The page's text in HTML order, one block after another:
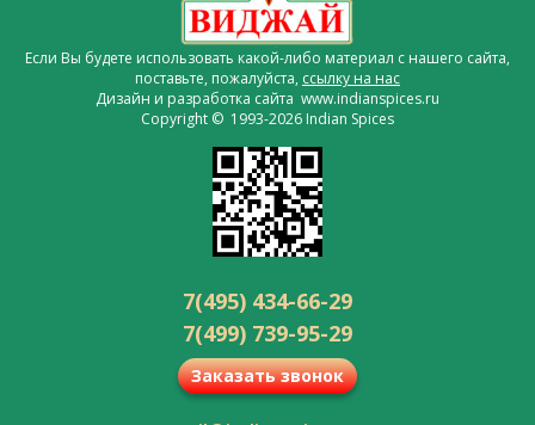
Если Вы будете использовать какой-либо материал с нашего сайта,
поставьте, пожалуйста, ссылку на нас
Дизайн и разработка сайта www.indianspices.ru
Copyright © 1993-2026 Indian Spices
7(495) 434-66-29
7(499) 739-95-29
Заказать звонок